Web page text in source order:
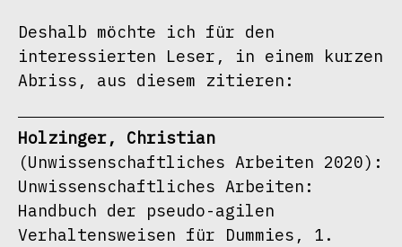
Deshalb möchte ich für den
interessierten Leser, in einem kurzen
Abriss, aus diesem zitieren:
Holzinger, Christian
(Unwissenschaftliches Arbeiten 2020):
Unwissenschaftliches Arbeiten:
Handbuch der pseudo-agilen
Verhaltensweisen für Dummies, 1.